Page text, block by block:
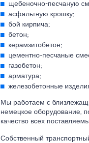
щебеночно-песчаную
асфальтную крошку;
бой кирпича;
бетон;
керамзитобетон;
цементно-песчаные
газобетон;
арматура;
железобетонные
Мы работаем с
немецкое оборудование,
качество всех
Собственный